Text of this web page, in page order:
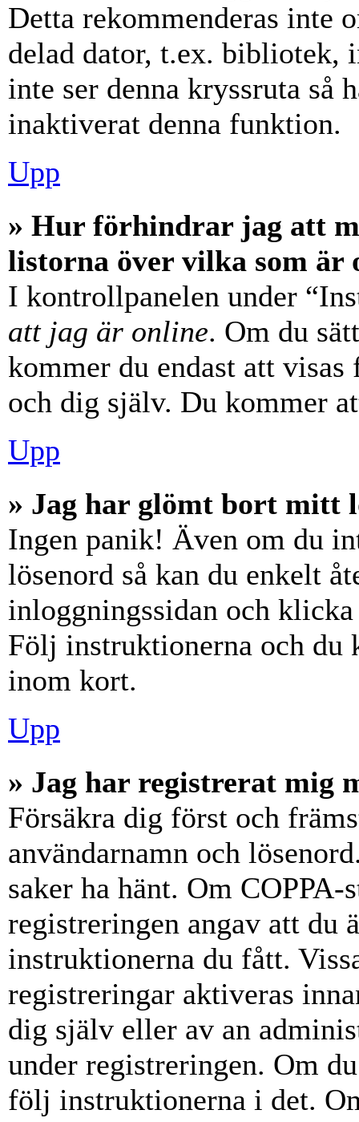
Detta rekommenderas inte
delad dator, t.ex. bibliotek,
inte ser denna kryssruta så
inaktiverat denna funktion.
Upp
» Hur förhindrar jag att
listorna över vilka som är
I kontrollpanelen under
att jag är online. Om du
kommer du endast att
och dig själv. Du kommer
Upp
» Jag har glömt bort mitt
Ingen panik! Även om du
lösenord så kan du enkelt
inloggningssidan och
Följ instruktionerna och du
inom kort.
Upp
» Jag har registrerat mig
Försäkra dig först och
användarnamn och
saker ha hänt. Om
registreringen angav att du
instruktionerna du fått.
registreringar aktiveras
dig själv eller av an
under registreringen. Om
följ instruktionerna i det.